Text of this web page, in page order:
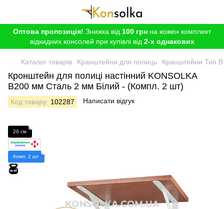
Оптова пропозиція! Знижка від 100 грн на кожен комплект
відкидних консолей при купівлі від 2-х однакових
Каталог товарів Кранштейни для полиць Кранштейни Тип B
Кронштейн для полиці настінний KONSOLKA
B200 мм Сталь 2 мм Білий - (Компл. 2 шт)
Код товару: 102287 Написати відгук
20 см
Комп. 2 шт